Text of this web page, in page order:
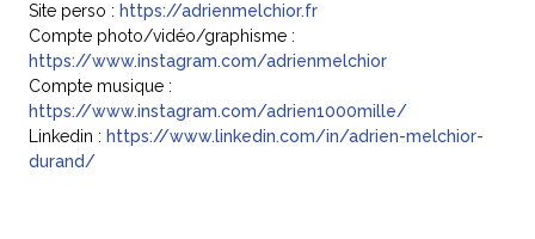
Site perso : https://adrienmelchior.fr
Compte photo/vidéo/graphisme :
https://www.instagram.com/adrienmelchior
Compte musique :
https://www.instagram.com/adrien1000mille/
Linkedin : https://www.linkedin.com/in/adrien-melchior-
durand/